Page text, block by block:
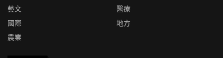
藝文
醫療
國際
地方
農業